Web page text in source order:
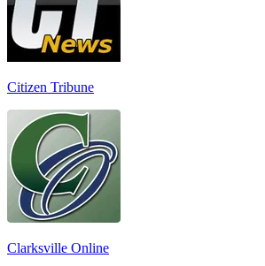
Citizen Tribune
Clarksville Online